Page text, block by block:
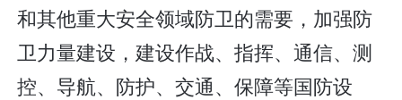
和其他重大安全领域防卫的需要，加强防
卫力量建设，建设作战、指挥、通信、测
控、导航、防护、交通、保障等国防设